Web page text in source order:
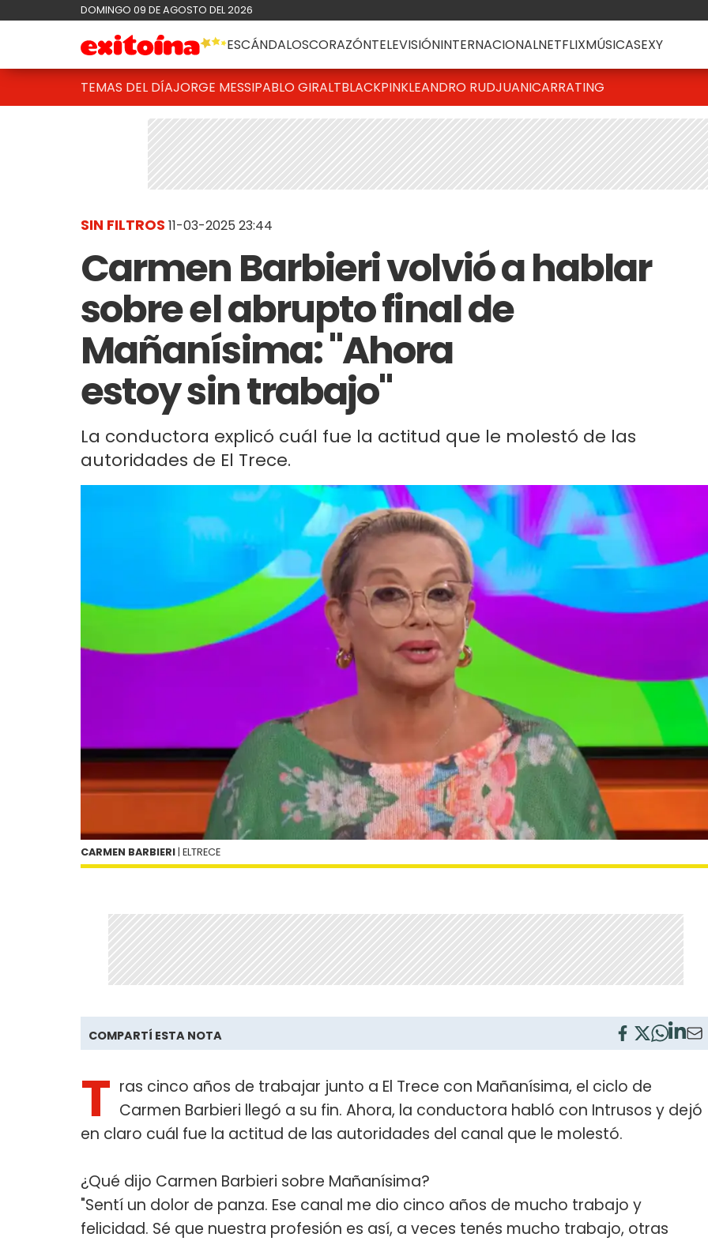
DOMINGO 09 DE AGOSTO DEL 2026
ESCÁNDALOSCORAZÓNTELEVISIÓNINTERNACIONALNETFLIXMÚSICASEXY
TEMAS DEL DÍAJORGE MESSIPABLO GIRALTBLACKPINKLEANDRO RUDJUANICARRATING
SIN FILTROS 11-03-2025 23:44
Carmen Barbieri volvió a hablar
sobre el abrupto final de
Mañanísima: "Ahora
estoy sin trabajo"
La conductora explicó cuál fue la actitud que le molestó de las
autoridades de El Trece.
CARMEN BARBIERI | ELTRECE
COMPARTÍ ESTA NOTA
T ras cinco años de trabajar junto a El Trece con Mañanísima, el ciclo de
Carmen Barbieri llegó a su fin. Ahora, la conductora habló con Intrusos y dejó
en claro cuál fue la actitud de las autoridades del canal que le molestó.
¿Qué dijo Carmen Barbieri sobre Mañanísima?
"Sentí un dolor de panza. Ese canal me dio cinco años de mucho trabajo y
felicidad. Sé que nuestra profesión es así, a veces tenés mucho trabajo, otras